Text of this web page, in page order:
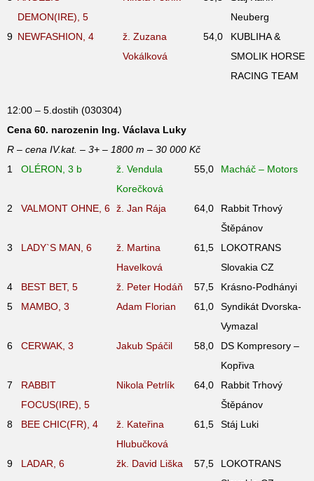
DEMON(IRE), 5
Neuberg
9 NEWFASHION, 4
ž. Zuzana
Vokálková
54,0
KUBLIHA &
SMOLIK HORSE
RACING TEAM
12:00 – 5.dostih (030304)
Cena 60. narozenin Ing. Václava Luky
R – cena IV.kat. – 3+ – 1800 m – 30 000 Kč
1
OLÉRON, 3 b
ž. Vendula
Korečková
55,0 Macháč – Motors
2 VALMONT OHNE, 6 ž. Jan Rája 64,0
Rabbit Trhový
Štěpánov
3
LADY`S MAN, 6
ž. Martina
Havelková
61,5
LOKOTRANS
Slovakia CZ
4
BEST BET, 5 ž. Peter Hodáň 57,5
Krásno-Podhányi
5
MAMBO, 3 Adam Florian 61,0
Syndikát Dvorska-
Vymazal
6
CERWAK, 3 Jakub Spáčil 58,0
DS Kompresory –
Kopřiva
7
RABBIT
FOCUS(IRE), 5
Nikola Petrlík 64,0
Rabbit Trhový
Štěpánov
8
BEE CHIC(FR), 4
ž. Kateřina
Hlubučková
61,5 Stáj Luki
9 LADAR, 6 žk. David Liška 57,5
LOKOTRANS